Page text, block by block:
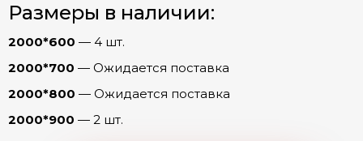
Евро 26
Евро 29
Евро 45
Двери Экошпон. «Парящая филенка»
Фурнитура
Размеры в наличии:
2000*600 — 4 шт.
2000*700 — Ожидается поставка
2000*800 — Ожидается поставка
2000*900 — 2 шт.